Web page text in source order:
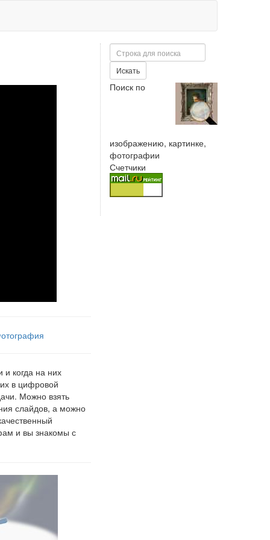
и когда на них
в цифровой
Можно взять
слайдов, а можно
и вы знакомы с
Поиск
Искать
Поиск по
изображению, картинке,
фотографии
Счетчики